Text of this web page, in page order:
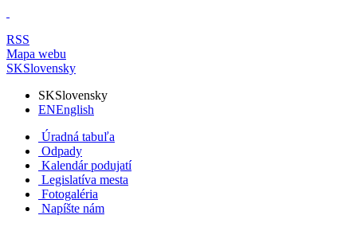
RSS
Mapa webu
SKSlovensky
SKSlovensky
ENEnglish
Úradná tabuľa
Odpady
Kalendár podujatí
Legislatíva mesta
Fotogaléria
Napíšte nám